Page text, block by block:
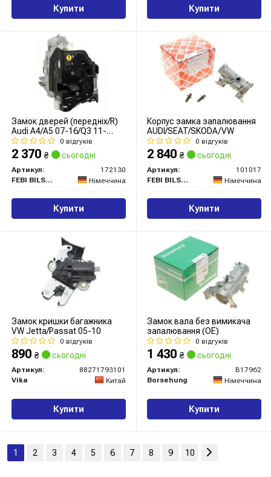
Купити Купити
Замок дверей (передніх/R)
Audi A4/A5 07-16/Q3 11-
18/Q5 08-17/Q7 06-15
0 відгуків
2 370 ₴ сьогодні
Артикул:
172130
FEBI BILSTEIN
Німеччина
Купити
Корпус замка запалювання
AUDI/SEAT/SKODA/VW
0 відгуків
2 840 ₴ сьогодні
Артикул:
101017
FEBI BILSTEIN
Німеччина
Купити
Замок кришки багажника
VW Jetta/Passat 05-10
0 відгуків
890 ₴ сьогодні
Артикул:
88271793101
Vika
Китай
Купити
Замок вала без вимикача
запалювання (OE)
0 відгуків
1 430 ₴ сьогодні
Артикул:
B17962
Borsehung
Німеччина
Купити
1 2 3 4 5 6 7 8 9 10